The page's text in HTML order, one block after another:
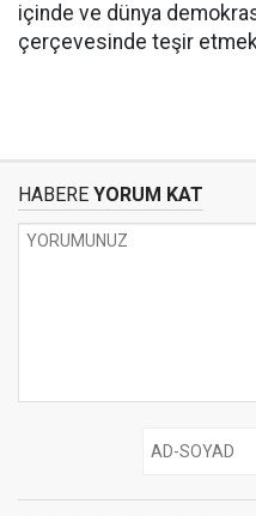
içinde ve dünya
çerçevesinde teşir
HABERE YORUM KAT